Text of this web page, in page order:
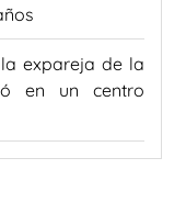
expareja de la
en un centro